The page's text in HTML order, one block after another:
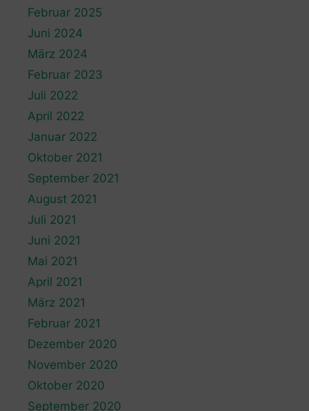
Februar 2025
Juni 2024
März 2024
Februar 2023
Juli 2022
April 2022
Januar 2022
Oktober 2021
September 2021
August 2021
Juli 2021
Juni 2021
Mai 2021
April 2021
März 2021
Februar 2021
Dezember 2020
November 2020
Oktober 2020
September 2020